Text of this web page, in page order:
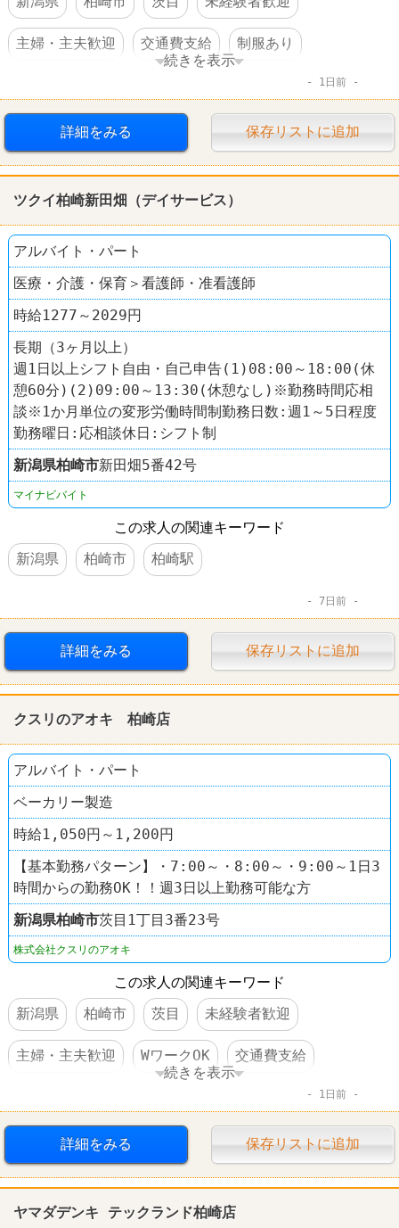
主婦・主夫歓迎 交通費支給 制服あり
ドラッグストア
続きを表示
1日前
詳細をみる 保存リストに追加
ツクイ柏崎新田畑（デイサービス）
アルバイト・パート
医療・介護・保育＞看護師・准看護師
時給1277～2029円
長期（3ヶ月以上）
週1日以上シフト自由・自己申告(1)08:00～18:00(休
憩60分)(2)09:00～13:30(休憩なし)※勤務時間応相
談※1か月単位の変形労働時間制勤務日数:週1～5日程度
勤務曜日:応相談休日:シフト制
新潟県柏崎市新田畑5番42号
マイナビバイト
この求人の関連キーワード
新潟県
柏崎市 柏崎駅
7日前
詳細をみる 保存リストに追加
クスリのアオキ 柏崎店
アルバイト・パート
ベーカリー製造
時給1,050円～1,200円
【基本勤務パターン】・7:00～・8:00～・9:00～1日3
時間からの勤務OK！！週3日以上勤務可能な方
新潟県柏崎市茨目1丁目3番23号
株式会社クスリのアオキ
この求人の関連キーワード
新潟県
柏崎市 茨目 未経験者歓迎
主婦・主夫歓迎 WワークOK 交通費支給
オープニングスタッフ ドラッグストア
クスリのアオキ
続きを表示
1日前
詳細をみる 保存リストに追加
ヤマダデンキ テックランド柏崎店